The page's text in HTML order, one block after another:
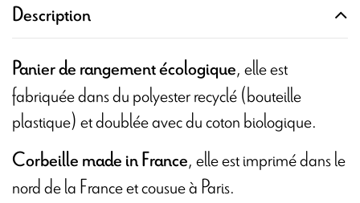
Description
Panier de rangement écologique, elle est
fabriquée dans du polyester recyclé (bouteille
plastique) et doublée avec du coton biologique.
Corbeille made in France, elle est imprimé dans le
nord de la France et cousue à Paris.